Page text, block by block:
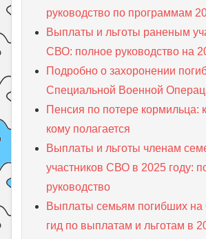
руководство по программам
Выплаты и льготы раненым
СВО: полное руководство на
Подробно о захоронении
Специальной Военной
Пенсия по потере кормильца:
кому полагается
Выплаты и льготы членам
участников СВО в 2025 году:
руководство
Выплаты семьям погибших
гид по выплатам и льготам в